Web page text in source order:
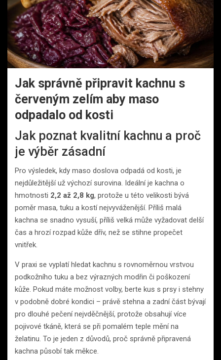
Jak správně připravit kachnu s
červeným zelím aby maso
odpadalo od kosti
Jak poznat kvalitní kachnu a proč
je výběr zásadní
Pro výsledek, kdy maso doslova odpadá od kosti, je
nejdůležitější už výchozí surovina. Ideální je kachna o
hmotnosti 2,2 až 2,8 kg, protože u této velikosti bývá
poměr masa, tuku a kostí nejvyváženější. Příliš malá
kachna se snadno vysuší, příliš velká může vyžadovat delší
čas a hrozí rozpad kůže dřív, než se stihne propečet
vnitřek.
V praxi se vyplatí hledat kachnu s rovnoměrnou vrstvou
podkožního tuku a bez výrazných modřin či poškození
kůže. Pokud máte možnost volby, berte kus s prsy i stehny
v podobně dobré kondici – právě stehna a zadní část bývají
pro dlouhé pečení nejvděčnější, protože obsahují více
pojivové tkáně, která se při pomalém teple mění na
želatinu. To je jeden z důvodů, proč správně připravená
kachna působí tak měkce.